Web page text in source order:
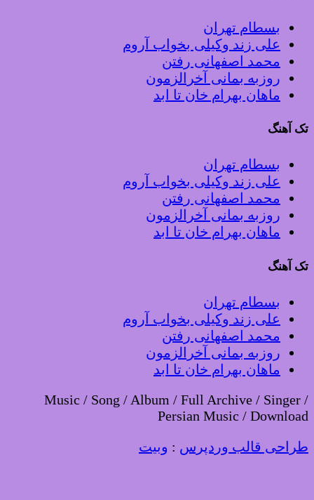
بسطام تهران
علی زند وکیلی بخواب آروم
محمد اصفهانی رفتن
روزبه بمانی آخرالزمون
ماهان بهرام خان تا ابد
تک آهنگ
بسطام تهران
علی زند وکیلی بخواب آروم
محمد اصفهانی رفتن
روزبه بمانی آخرالزمون
ماهان بهرام خان تا ابد
تک آهنگ
بسطام تهران
علی زند وکیلی بخواب آروم
محمد اصفهانی رفتن
روزبه بمانی آخرالزمون
ماهان بهرام خان تا ابد
Music / Song / Album / Full Archive / Singer /
Persian Music / Download
طراحی قالب وردپرس : وبیت